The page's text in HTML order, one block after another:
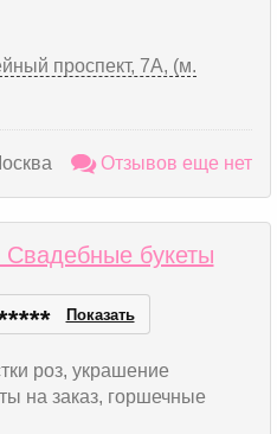
проспект, 7А, (м.
Отзывов еще нет
букеты
**** Показать
роз, украшение
на заказ, горшечные